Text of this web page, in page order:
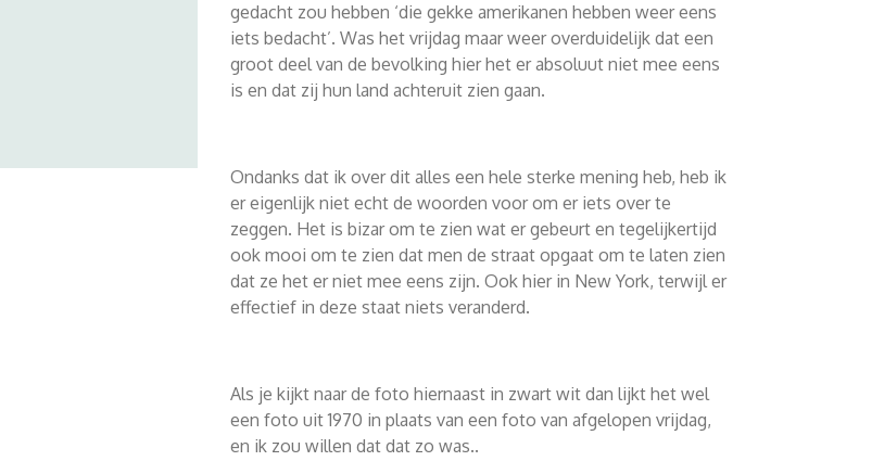
gedacht zou hebben ‘die gekke amerikanen hebben weer eens
iets bedacht’. Was het vrijdag maar weer overduidelijk dat een
groot deel van de bevolking hier het er absoluut niet mee eens
is en dat zij hun land achteruit zien gaan.
Ondanks dat ik over dit alles een hele sterke mening heb, heb ik
er eigenlijk niet echt de woorden voor om er iets over te
zeggen. Het is bizar om te zien wat er gebeurt en tegelijkertijd
ook mooi om te zien dat men de straat opgaat om te laten zien
dat ze het er niet mee eens zijn. Ook hier in New York, terwijl er
effectief in deze staat niets veranderd.
Als je kijkt naar de foto hiernaast in zwart wit dan lijkt het wel
een foto uit 1970 in plaats van een foto van afgelopen vrijdag,
en ik zou willen dat dat zo was..